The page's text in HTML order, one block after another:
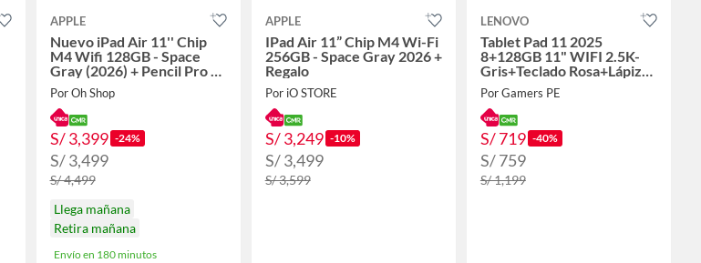
APPLE
Nuevo iPad Air 11'' Chip
M4 Wifi 128GB - Space
Gray (2026) + Pencil Pro +
Regalo
Por Oh Shop
S/ 3,399 -24%
S/ 3,499
S/ 4,499
Llega mañana
Retira mañana
Envío en 180 minutos
APPLE
IPad Air 11” Chip M4 Wi-Fi
256GB - Space Gray 2026 +
Regalo
Por iO STORE
S/ 3,249 -10%
S/ 3,499
S/ 3,599
LENOVO
Tablet Pad 11 2025
8+128GB 11" WIFI 2.5K-
Gris+Teclado Rosa+Lápiz
táctil
Por Gamers PE
S/ 719 -40%
S/ 759
S/ 1,199